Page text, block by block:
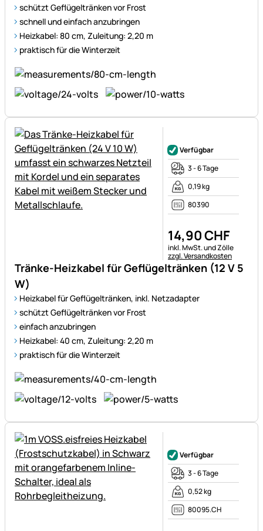
schützt Geflügeltränken vor Frost
schnell und einfach anzubringen
Heizkabel: 80 cm, Zuleitung: 2,20 m
praktisch für die Winterzeit
Tränke-Heizkabel für Geflügeltränken (12 V 5
W)
Heizkabel für Geflügeltränken, inkl. Netzadapter
schützt Geflügeltränken vor Frost
einfach anzubringen
Heizkabel: 40 cm, Zuleitung: 2,20 m
praktisch für die Winterzeit
Verfügbar
3 - 6 Tage
0,19 kg
80390
14,90CHF
Steuerhinweis:
inkl. MwSt. und Zölle
zzgl. Versandkosten
Verfügbar
3 - 6 Tage
0,52 kg
80095.CH